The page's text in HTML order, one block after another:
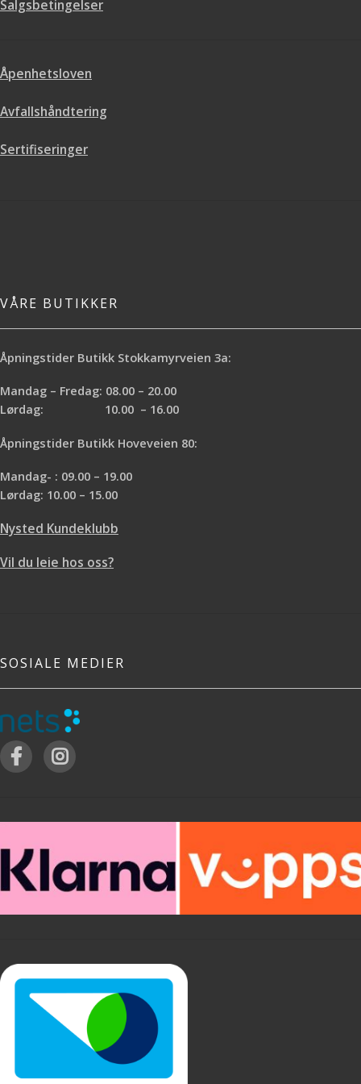
deg gjerne med utregningen.
Salgsbetingelser
Åpenhetsloven
Avfallshåndtering
Sertifiseringer
VÅRE BUTIKKER
Åpningstider Butikk Stokkamyrveien 3a:
Mandag – Fredag: 08.00 – 20.00
Lørdag: 10.00 – 16.00
Åpningstider Butikk Hoveveien 80:
Mandag- : 09.00 – 19.00
Lørdag: 10.00 – 15.00
Nysted Kundeklubb
Vil du leie hos oss?
SOSIALE MEDIER